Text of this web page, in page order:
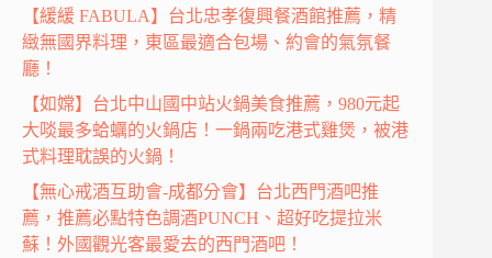
【緩緩 FABULA】台北忠孝復興餐酒館推薦，精
緻無國界料理，東區最適合包場、約會的氣氛餐
廳！
【如嫦】台北中山國中站火鍋美食推薦，980元起
大啖最多蛤蠣的火鍋店！一鍋兩吃港式雞煲，被港
式料理耽誤的火鍋！
【無心戒酒互助會-成都分會】台北西門酒吧推
薦，推薦必點特色調酒PUNCH、超好吃提拉米
蘇！外國觀光客最愛去的西門酒吧！